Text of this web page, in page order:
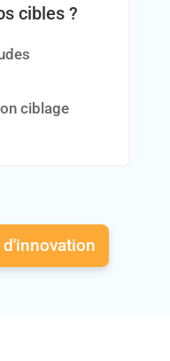
cibles ?
ciblage